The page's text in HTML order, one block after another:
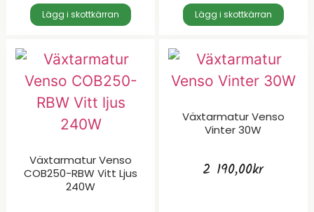
Lägg i skottkärran Lägg i skottkärran
Växtarmatur Venso
COB250-RBW Vitt Ljus
240W
Växtarmatur Venso
Vinter 30W
2 190,00kr